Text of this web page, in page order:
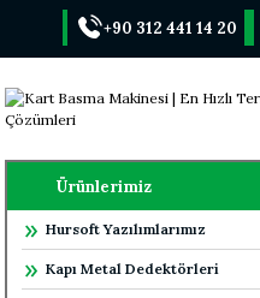
+90 312 441 14 20
Ürünlerimiz
Hursoft Yazılımlarımız
Kapı Metal Dedektörleri